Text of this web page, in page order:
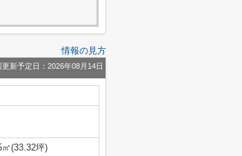
情報の見方
更新予定日：2026年08月14日
㎡(33.32坪)